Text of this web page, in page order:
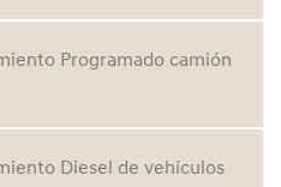
Programado camión
Diesel de vehículos